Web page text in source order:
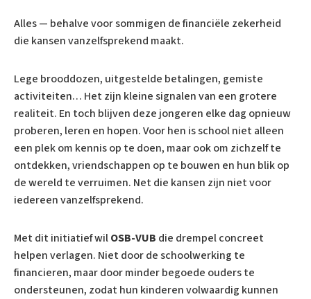
Alles — behalve voor sommigen de financiële zekerheid
die kansen vanzelfsprekend maakt.
Lege brooddozen, uitgestelde betalingen, gemiste
activiteiten… Het zijn kleine signalen van een grotere
realiteit. En toch blijven deze jongeren elke dag opnieuw
proberen, leren en hopen. Voor hen is school niet alleen
een plek om kennis op te doen, maar ook om zichzelf te
ontdekken, vriendschappen op te bouwen en hun blik op
de wereld te verruimen. Net die kansen zijn niet voor
iedereen vanzelfsprekend.
Met dit initiatief wilOSB-VUB die drempel concreet
helpen verlagen. Niet door de schoolwerking te
financieren, maar door minder begoede ouders te
ondersteunen, zodat hun kinderen volwaardig kunnen